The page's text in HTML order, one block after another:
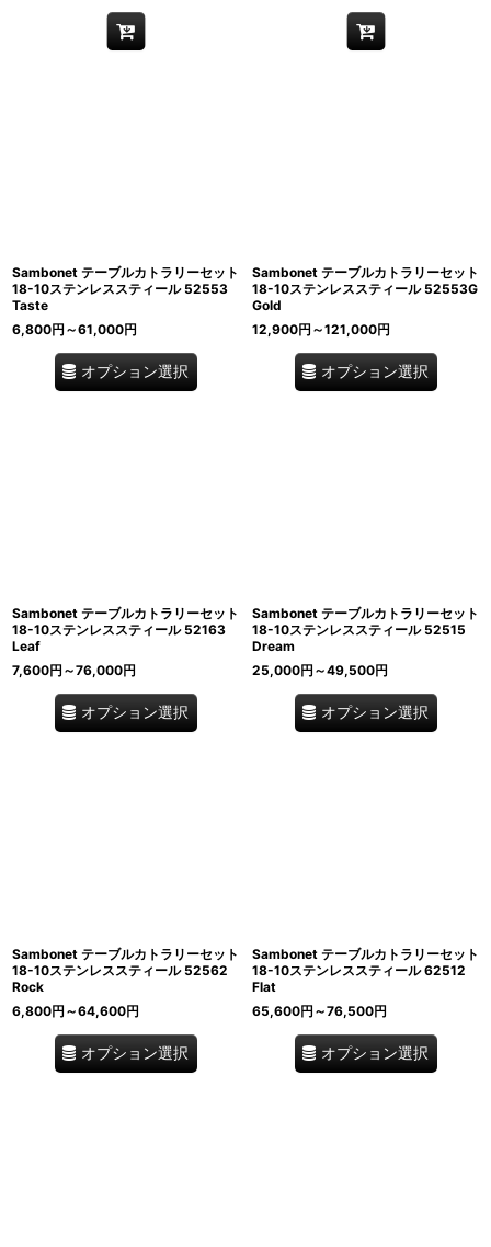
Sambonet テーブルカトラリーセット
18-10ステンレススティール 52553
Taste
6,800円 ～61,000円
オプション選択
Sambonet テーブルカトラリーセット
18-10ステンレススティール 52553G
Gold
12,900円 ～121,000円
オプション選択
Sambonet テーブルカトラリーセット
18-10ステンレススティール 52163
Leaf
7,600円 ～76,000円
オプション選択
Sambonet テーブルカトラリーセット
18-10ステンレススティール 52515
Dream
25,000円 ～49,500円
オプション選択
Sambonet テーブルカトラリーセット
18-10ステンレススティール 52562
Rock
6,800円 ～64,600円
オプション選択
Sambonet テーブルカトラリーセット
18-10ステンレススティール 62512
Flat
65,600円 ～76,500円
オプション選択